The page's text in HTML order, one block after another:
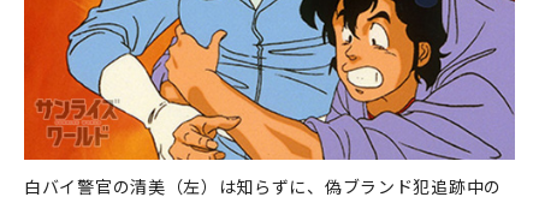
白バイ警官の清美（左）は知らずに、偽ブランド犯追跡中の